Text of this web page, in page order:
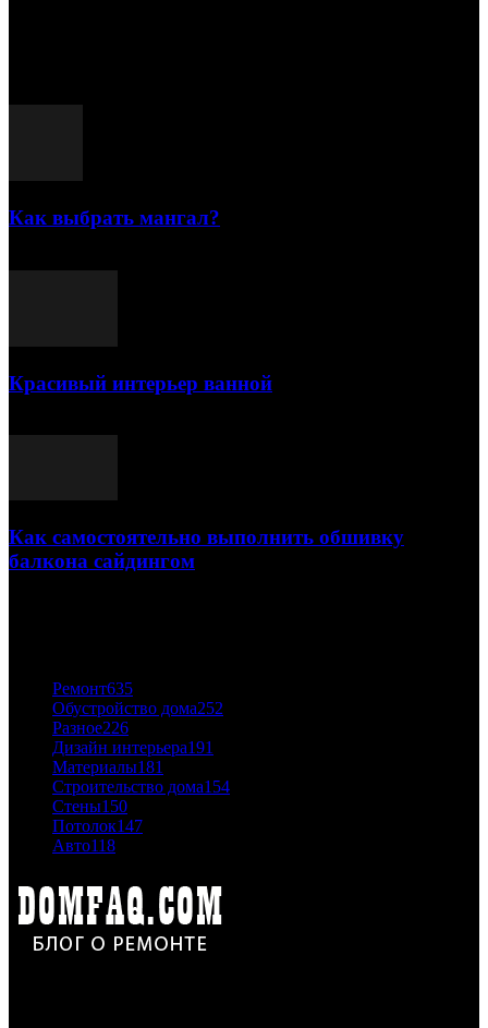
Как выбрать мангал?
Красивый интерьер ванной
Как самостоятельно выполнить обшивку
балкона сайдингом
Ремонт635
Обустройство дома252
Разное226
Дизайн интерьера191
Материалы181
Строительство дома154
Стены150
Потолок147
Авто118